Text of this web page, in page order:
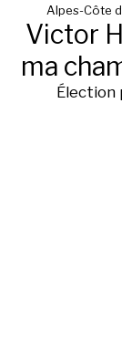
Alpes-Côte
Victor
ma
Élection